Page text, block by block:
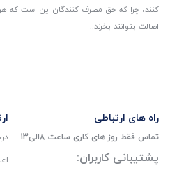
کنند، چرا که حق مصرف کنندگان این است که
اصالت بتوانند بخرند..
راه های ارتباطی
تماس فقط روز های کاری ساعت 8الی13
پشتیبانی کاربران: